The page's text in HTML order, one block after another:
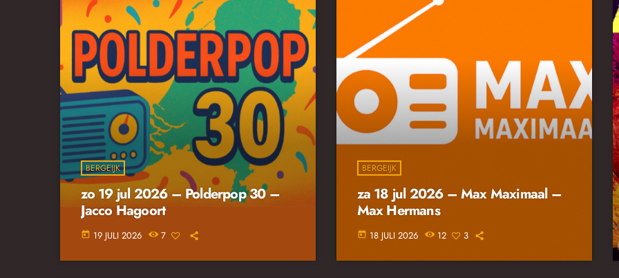
BERGEIJK
zo 19 jul 2026 – Polderpop 30 –
Jacco Hagoort
today 19 JULI 2026 7
BERGEIJK
za 18 jul 2026 – Max Maximaal –
Max Hermans
today 18 JULI 2026 12 3